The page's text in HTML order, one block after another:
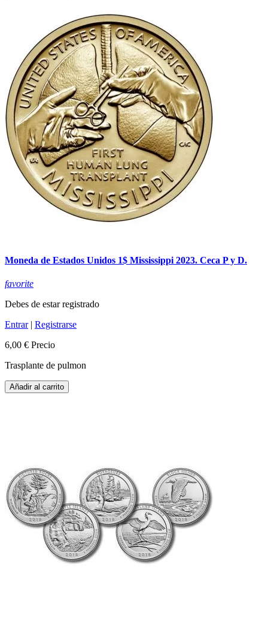
Moneda de Estados Unidos 1$ Mississippi 2023. Ceca P y D.
favorite
Debes de estar registrado
Entrar| Registrarse
6,00 € Precio
Trasplante de pulmon
Añadir al carrito